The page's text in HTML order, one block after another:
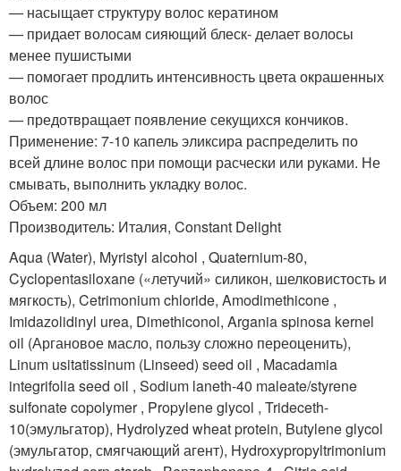
— насыщает структуру волос кератином
— придает волосам сияющий блеск- делает волосы
менее пушистыми
— помогает продлить интенсивность цвета окрашенных
волос
— предотвращает появление секущихся кончиков.
Применение: 7-10 капель эликсира распределить по
всей длине волос при помощи расчески или руками. Не
смывать, выполнить укладку волос.
Объем: 200 мл
Производитель: Италия, Constant Delight
Aqua (Water), Myristyl alcohol , Quaternium-80,
Cyclopentasiloxane («летучий» силикон, шелковистость и
мягкость), Cetrimonium chloride, Amodimethicone ,
Imidazolidinyl urea, Dimethiconol, Argania spinosa kernel
oil (Аргановое масло, пользу сложно переоценить),
Linum usitatissinum (Linseed) seed oil , Macadamia
integrifolia seed oil , Sodium laneth-40 maleate/styrene
sulfonate copolymer , Propylene glycol , Trideceth-
10(эмульгатор), Hydrolyzed wheat protein, Butylene glycol
(эмульгатор, смягчающий агент), Hydroxypropyltrimonium